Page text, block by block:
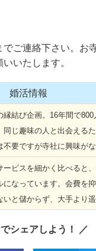
ご連絡下さい。お
いたします。
婚活情報
結び企画。16年間で
同じ趣味の人と出会える
要ですが寺社に興味が
ビスを細かく比べると
になっています。会費を
いと儲からず、大手より
シェアしよう！ ／